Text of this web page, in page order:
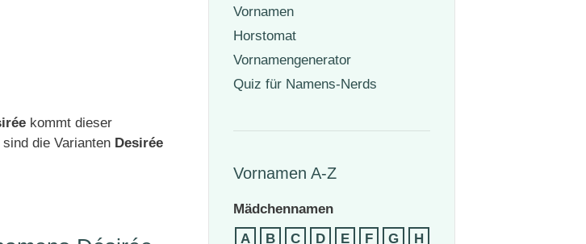
kommt dieser
die Varianten Desirée
Vornamen
Horstomat
Vornamengenerator
Quiz für Namens-Nerds
Vornamen A-Z
Mädchennamen
A
B C D E F G H